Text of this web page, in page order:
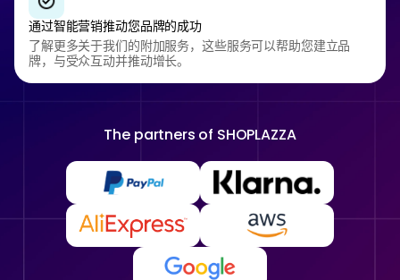
通过智能营销推动您品牌的成功
了解更多关于我们的附加服务，这些服务可以帮助您建立品
牌，与受众互动并推动增长。
The partners of SHOPLAZZA